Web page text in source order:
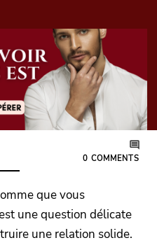
0 COMMENTS
que vous
une question délicate
une relation solide.